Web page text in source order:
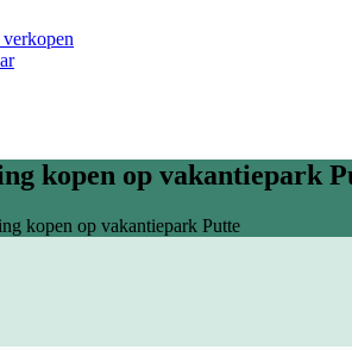
kopen op vakantiepark
kopen op vakantiepark Putte